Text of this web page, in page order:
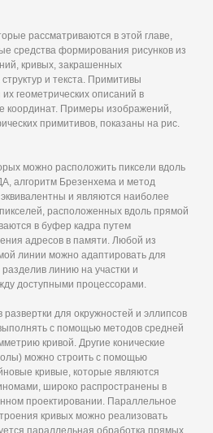
рассматриваются в этой главе,
средства формирования рисунков из
кривых, закрашенных
и текста. Примитивы
геометрических описаний в
координат. Примеры изображений,
примитивов, показаны на рис.
можно расположить пиксели вдоль
алгоритм Брезенхема и метод
и являются наиболее
расположенных вдоль прямой
в буфер кадра путем
адресов в памяти. Любой из
линии можно адаптировать для
линию на участки и
доступными процессорами.
для окружностей и эллипсов
с помощью методов средней
кривой. Другие конические
можно строить с помощью
кривые, которые являются
широко распространены в
проектировании. Параллельное
кривых можно реализовать
параллельная обработка прямых